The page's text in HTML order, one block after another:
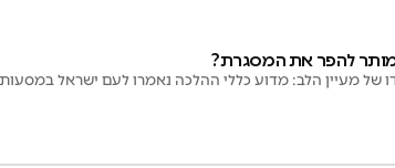
מותר להפר את המסגרת?
של מעיין הלב: מדוע כללי ההלכה נאמרו לעם ישראל